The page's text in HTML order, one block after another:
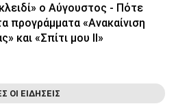
ο Αύγουστος - Πότε
προγράμματα «Ανακαίνιση
και «Σπίτι μου ΙΙ»
ΟΙ ΕΙΔΗΣΕΙΣ